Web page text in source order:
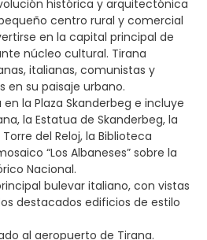
histórica y arquitectónica
centro rural y comercial
en la capital principal de
núcleo cultural. Tirana
italianas, comunistas y
en su paisaje urbano.
la Plaza Skanderbeg e incluye
la Estatua de Skanderbeg, la
del Reloj, la Biblioteca
“Los Albaneses” sobre la
Nacional.
bulevar italiano, con vistas
destacados edificios de estilo
al aeropuerto de Tirana.